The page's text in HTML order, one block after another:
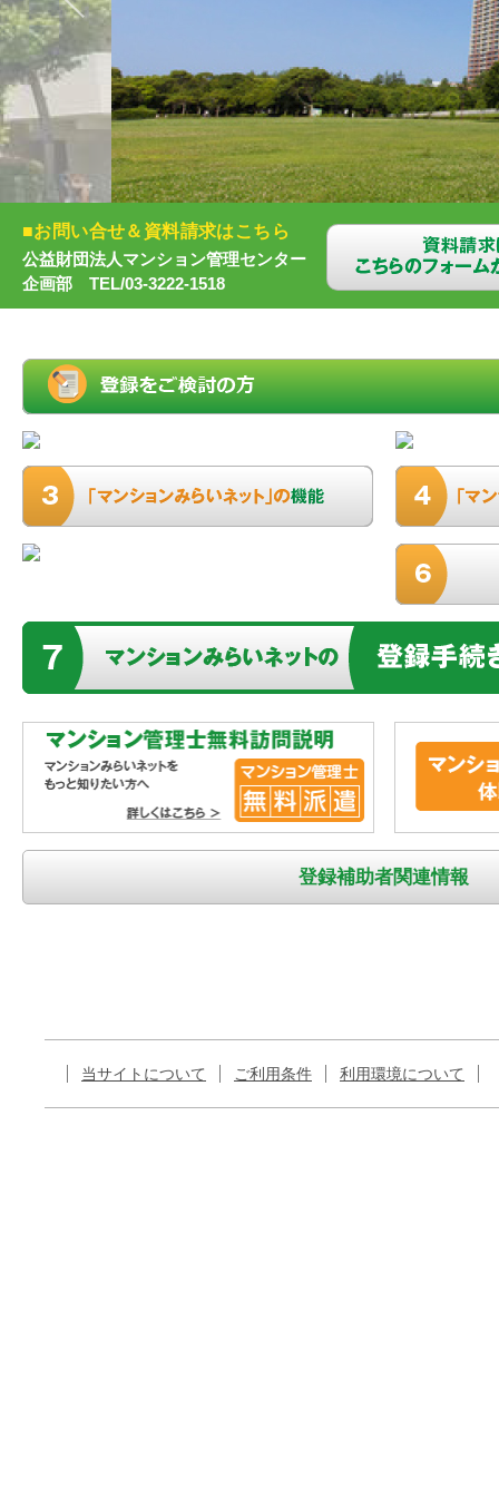
■お問い合せ＆資料請求はこちら
公益財団法人マンション管理センター
企画部 TEL/03-3222-1518
登録補助者関連情報
当サイトについて ご利用条件 利用環境について